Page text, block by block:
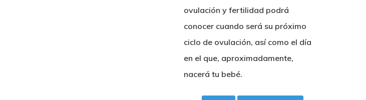
ovulación y fertilidad podrá
conocer cuando será su próximo
ciclo de ovulación, así como el día
en el que, aproximadamente,
nacerá tu bebé.